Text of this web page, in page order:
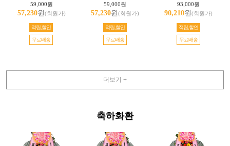
59,000원
57,230원(회원가)
적립,할인
무료배송
59,000원
57,230원(회원가)
적립,할인
무료배송
93,000원
90,210원(회원가)
적립,할인
무료배송
더보기 +
축하화환